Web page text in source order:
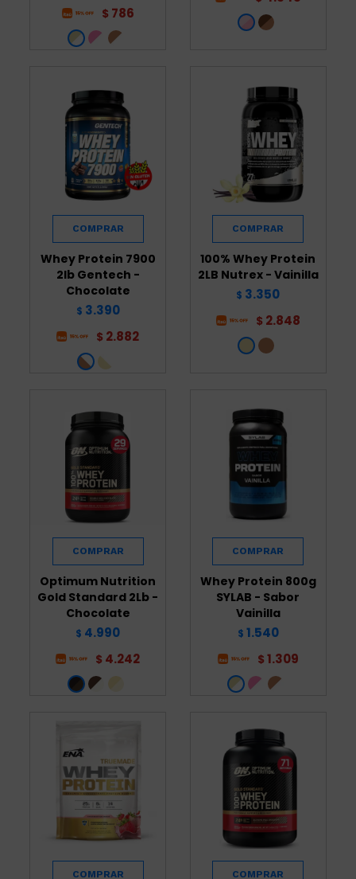
$ 786
Whey Protein 7900
2lb Gentech -
Chocolate
$ 3.390
$ 2.882
100% Whey Protein
2LB Nutrex - Vainilla
$ 3.350
$ 2.848
Optimum Nutrition
Gold Standard 2Lb -
Chocolate
$ 4.990
$ 4.242
Whey Protein 800g
SYLAB - Sabor
Vainilla
$ 1.540
$ 1.309